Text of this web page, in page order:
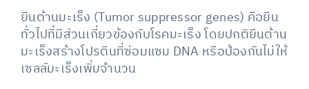
ยีนต้านมะเร็ง (Tumor suppressor genes) คือยีน
ทั่วไปที่มีส่วนเกี่ยวข้องกับโรคมะเร็ง โดยปกติยีนต้าน
มะเร็งสร้างโปรตีนที่ซ่อมแซม DNA หรือป้องกันไม่ให้
เซลล์มะเร็งเพิ่มจำนวน